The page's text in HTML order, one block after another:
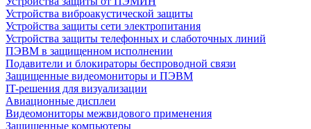
Устройства виброакустической защиты
Устройства защиты сети электропитания
Устройства защиты телефонных и слаботочных линий
ПЭВМ в защищенном исполнении
Подавители и блокираторы беспроводной связи
Защищенные видеомониторы и ПЭВМ
IT-решения для визуализации
Авиационные дисплеи
Видеомониторы межвидового применения
Защищенные компьютеры